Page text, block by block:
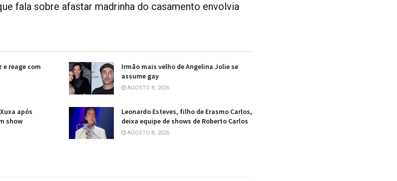
fala sobre afastar madrinha do casamento envolvia
reage com
Irmão mais velho de Angelina Jolie se
assume gay
AGOSTO 8, 2026
após
show
Leonardo Esteves, filho de Erasmo Carlos,
deixa equipe de shows de Roberto Carlos
AGOSTO 8, 2026